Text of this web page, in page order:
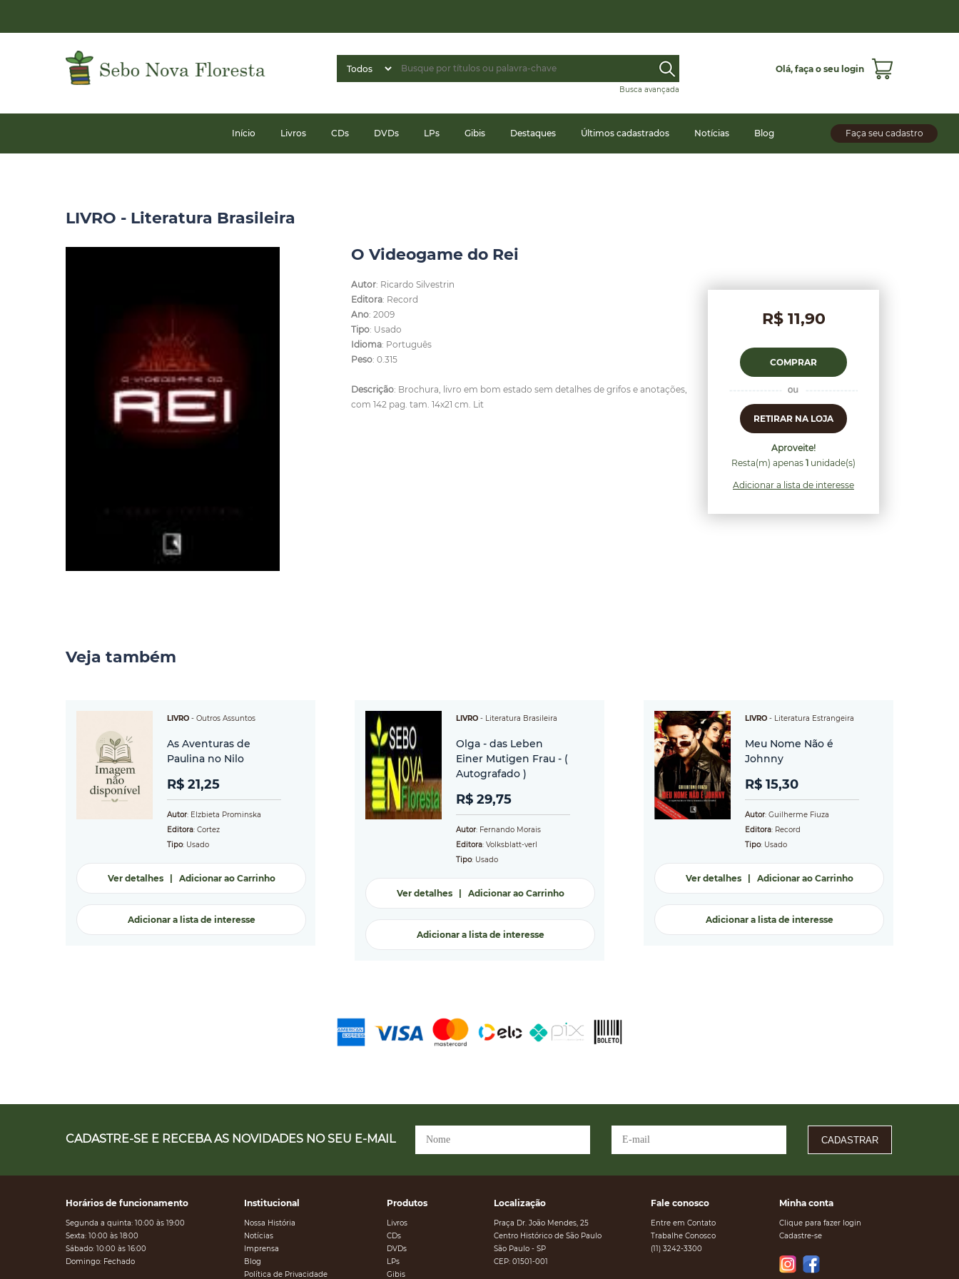
Busca avançada
Olá, faça o seu login
Faça seu cadastro
Início Livros CDs DVDs LPs Gibis Destaques Últimos cadastrados Notícias Blog
LIVRO - Literatura Brasileira
O Videogame do Rei
Autor: Ricardo Silvestrin
Editora: Record
Ano: 2009
Tipo: Usado
Idioma: Português
Peso: 0.315
Descrição: Brochura, livro em bom estado sem detalhes de grifos e anotações,
com 142 pag. tam. 14x21 cm. Lit
R$ 11,90
COMPRAR
RETIRAR NA LOJA
Aproveite!
Resta(m) apenas 1 unidade(s)
Adicionar a lista de interesse
Veja também
LIVRO - Outros Assuntos
As Aventuras de
Paulina no Nilo
R$ 21,25
Autor: Elzbieta Prominska
Editora: Cortez
Tipo: Usado
Ver detalhes| Adicionar ao Carrinho
Adicionar a lista de interesse
LIVRO - Literatura Brasileira
Olga - das Leben
Einer Mutigen Frau - (
Autografado )
R$ 29,75
Autor: Fernando Morais
Editora: Volksblatt-verl
Tipo: Usado
Ver detalhes| Adicionar ao Carrinho
Adicionar a lista de interesse
LIVRO - Literatura Estrangeira
Meu Nome Não é
Johnny
R$ 15,30
Autor: Guilherme Fiuza
Editora: Record
Tipo: Usado
Ver detalhes| Adicionar ao Carrinho
Adicionar a lista de interesse
CADASTRE-SE E RECEBA AS NOVIDADES NO SEU E-MAIL CADASTRAR
Horários de funcionamento
Segunda a quinta: 10:00 às 19:00
Sexta: 10:00 às 18:00
Sábado: 10:00 às 16:00
Domingo: Fechado
Institucional
Nossa História
Notícias
Imprensa
Blog
Política de Privacidade
Produtos
Livros
CDs
DVDs
LPs
Gibis
Localização
Praça Dr. João Mendes, 25
Centro Histórico de São Paulo
São Paulo - SP
CEP: 01501-001
Fale conosco
Entre em Contato
Trabalhe Conosco
(11) 3242-3300
Minha conta
Clique para fazer login
Cadastre-se